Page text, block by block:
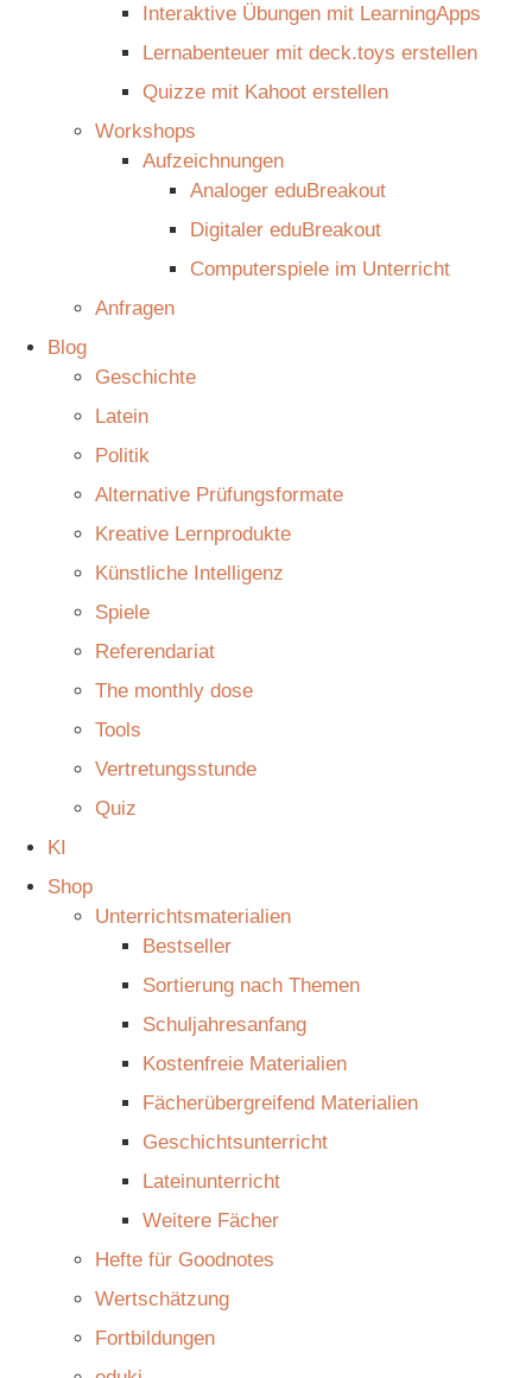
Interaktive Übungen mit LearningApps
Lernabenteuer mit deck.toys erstellen
Quizze mit Kahoot erstellen
Workshops
Aufzeichnungen
Analoger eduBreakout
Digitaler eduBreakout
Computerspiele im Unterricht
Anfragen
Blog
Geschichte
Latein
Politik
Alternative Prüfungsformate
Kreative Lernprodukte
Künstliche Intelligenz
Spiele
Referendariat
The monthly dose
Tools
Vertretungsstunde
Quiz
KI
Shop
Unterrichtsmaterialien
Bestseller
Sortierung nach Themen
Schuljahresanfang
Kostenfreie Materialien
Fächerübergreifend Materialien
Geschichtsunterricht
Lateinunterricht
Weitere Fächer
Hefte für Goodnotes
Wertschätzung
Fortbildungen